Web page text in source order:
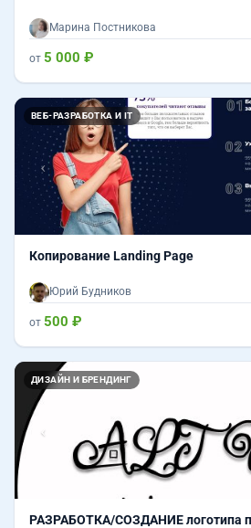
Марина Постникова
от 5 000 ₽
ВЕБ-РАЗРАБОТКА И IT
Назад
Копирование Landing Page
Юрий Будников
от 500 ₽
ДИЗАЙН И БРЕНДИНГ
Назад
РАЗРАБОТКА/